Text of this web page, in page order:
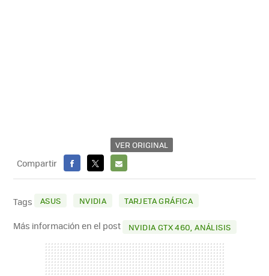
VER ORIGINAL
Compartir
FACEBOOK
X
E-
MAIL
Tags ASUS NVIDIA TARJETA GRÁFICA
Más información en el post NVIDIA GTX 460, ANÁLISIS